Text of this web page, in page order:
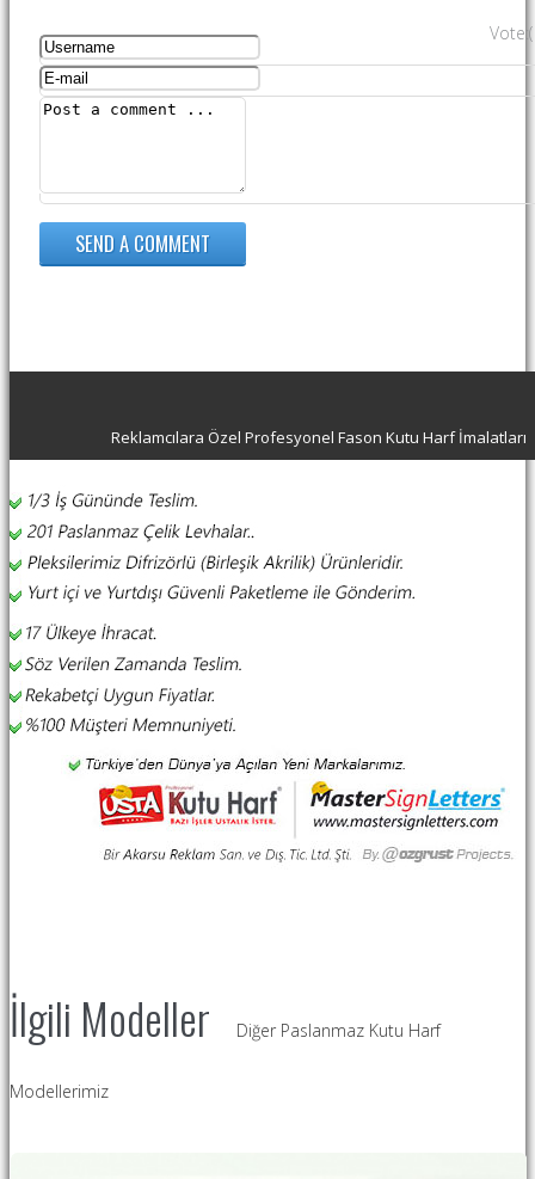
Vote (
Reklamcılara Özel Profesyonel Fason Kutu Harf İmalatları
İlgili Modeller Diğer Paslanmaz Kutu Harf
Modellerimiz